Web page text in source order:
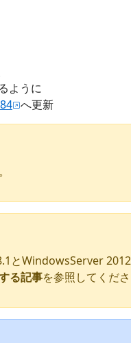
ように
へ更新
とWindowsServer
る記事を参照してくださ